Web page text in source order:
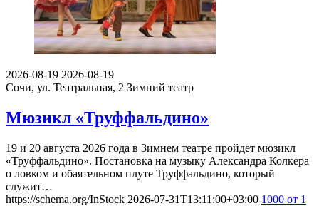
2026-08-19 2026-08-19
Сочи, ул. Театральная, 2 Зимний театр
Мюзикл «Труффальдино»
19 и 20 августа 2026 года в Зимнем театре пройдет мюзикл
«Труффальдино». Постановка на музыку Александра Колкера
о ловком и обаятельном плуте Труффальдино, который
служит…
https://schema.org/InStock 2026-07-31T13:11:00+03:00 1000 от 1